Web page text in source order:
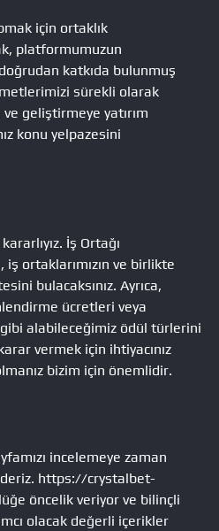
için ortaklık
platformumuzun
katkıda bulunmuş
sürekli olarak
geliştirmeye yatırım
konu yelpazesini
İş Ortağı
ortaklarımızın ve birlikte
bulacaksınız. Ayrıca,
ücretleri veya
alabileceğimiz ödül türlerini
vermek için ihtiyacınız
bizim için önemlidir.
incelemeye zaman
https://crystalbet-
öncelik veriyor ve bilinçli
olacak değerli içerikler